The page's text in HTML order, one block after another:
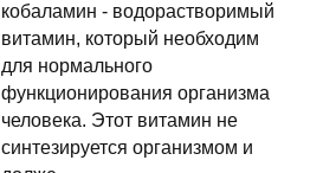
кобаламин - водорастворимый
витамин, который необходим
для нормального
функционирования организма
человека. Этот витамин не
синтезируется организмом и